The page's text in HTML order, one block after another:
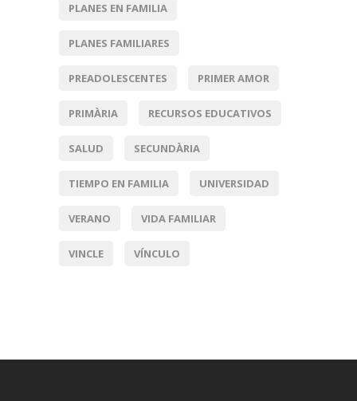
PLANES EN FAMILIA
PLANES FAMILIARES
PREADOLESCENTES PRIMER AMOR
PRIMÀRIA RECURSOS EDUCATIVOS
SALUD SECUNDÀRIA
TIEMPO EN FAMILIA UNIVERSIDAD
VERANO VIDA FAMILIAR
VINCLE VÍNCULO